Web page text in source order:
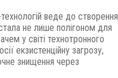
веде до створення
не лише полігоном для
у світі технотронного
екзистенційну загрозу,
знищення через